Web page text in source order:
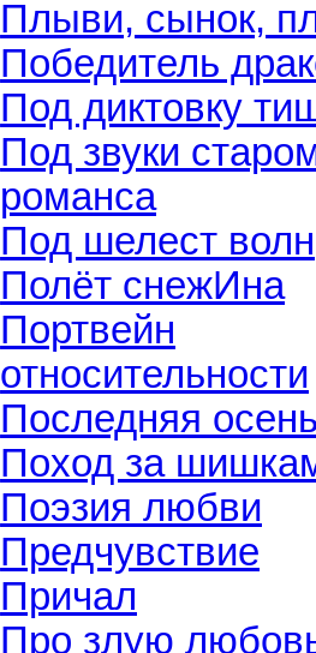
Плыви, сынок,
Победитель
Под диктовку
Под звуки
романса
Под шелест волн
Полёт снежИна
Портвейн
относительности
Последняя
Поход за
Поэзия любви
Предчувствие
Причал
Про злую